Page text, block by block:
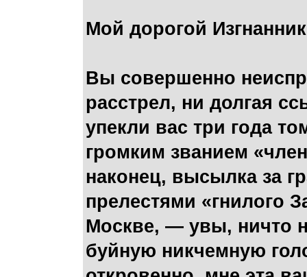
Мой дорогой
Вы совершенно
расстрел, ни долгая
упекли вас три года
громким званием
наконец, высылка за
прелестями «гнилого
Москве, — увы, ничто
буйную никчемную